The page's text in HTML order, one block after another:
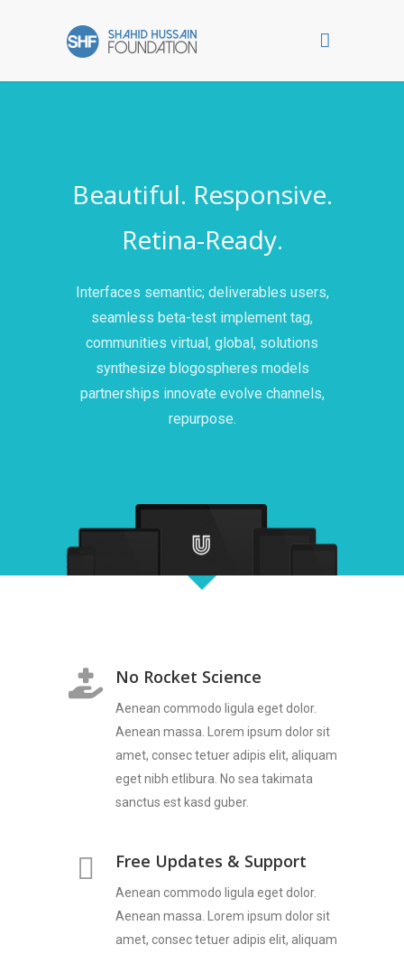
Beautiful. Responsive.
Retina-Ready.
Interfaces semantic; deliverables users,
seamless beta-test implement tag,
communities virtual, global, solutions
synthesize blogospheres models
partnerships innovate evolve channels,
repurpose.
No Rocket Science
Aenean commodo ligula eget dolor.
Aenean massa. Lorem ipsum dolor sit
amet, consec tetuer adipis elit, aliquam
eget nibh etlibura. No sea takimata
sanctus est kasd guber.
Free Updates & Support
Aenean commodo ligula eget dolor.
Aenean massa. Lorem ipsum dolor sit
amet, consec tetuer adipis elit, aliquam